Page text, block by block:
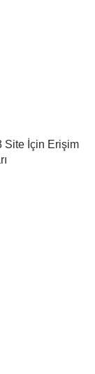
Site İçin Erişim